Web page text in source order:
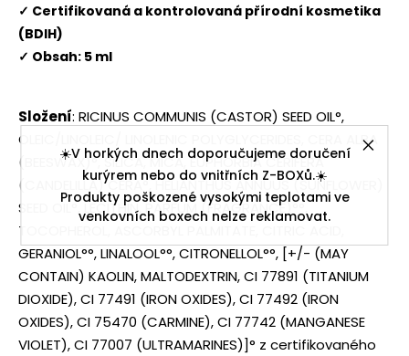
☀️V horkých dnech doporučujeme doručení
kurýrem nebo do vnitřních Z-BOXů.☀️
Produkty poškozené vysokými teplotami ve
venkovních boxech nelze reklamovat.
✓ Certifikovaná a kontrolovaná přírodní kosmetika
(BDIH)
✓ Obsah: 5 ml
Složení: RICINUS COMMUNIS (CASTOR) SEED OIL°,
OLEIC/LINOLEIC/ LINOLENIC POLYGLYCERIDES, CERA ALBA
(BEESWAX)°, SILICA, MICA, EUPHORBIA CERIFERA
(CANDELILLA) CERA°, HELIANTHUS ANNUUS (SUNFLOWER)
SEED OIL°, LECITHIN, PARFUM (FRAGRANCE)°°,
TOCOPHEROL, ASCORBYL PALMITATE, CITRIC ACID,
GERANIOL°°, LINALOOL°°, CITRONELLOL°°, [+/- (MAY
CONTAIN) KAOLIN, MALTODEXTRIN, CI 77891 (TITANIUM
DIOXIDE), CI 77491 (IRON OXIDES), CI 77492 (IRON
OXIDES), CI 75470 (CARMINE), CI 77742 (MANGANESE
VIOLET), CI 77007 (ULTRAMARINES)]° z certifikovaného